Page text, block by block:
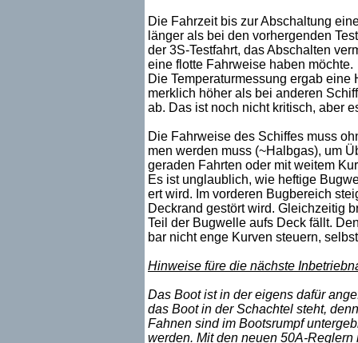
Die Fahrzeit bis zur Abschaltung
länger als bei den vorhergenden
der 3S-Testfahrt, das Abschalten
eine flotte Fahrweise haben möchte.
Die Temperaturmessung ergab
merklich höher als bei anderen
ab. Das ist noch nicht kritisch, aber
Die Fahrweise des Schiffes muss
men werden muss (~Halbgas), um
geraden Fahrten oder mit weitem
Es ist unglaublich, wie heftige
ert wird. Im vorderen Bugbereich
Deckrand gestört wird. Gleichzeitig
Teil der Bugwelle aufs Deck fällt.
bar nicht enge Kurven steuern,
Hinweise füre die nächste
Das Boot ist in der eigens dafür
das Boot in der Schachtel steht,
Fahnen sind im Bootsrumpf
werden. Mit den neuen 50A-